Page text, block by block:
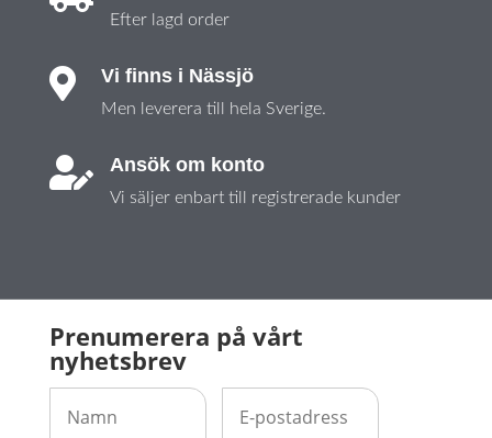
Efter lagd order
 Vi finns i Nässjö
Men leverera till hela Sverige.
 Ansök om konto
Vi säljer enbart till registrerade kunder
Prenumerera på vårt
nyhetsbrev